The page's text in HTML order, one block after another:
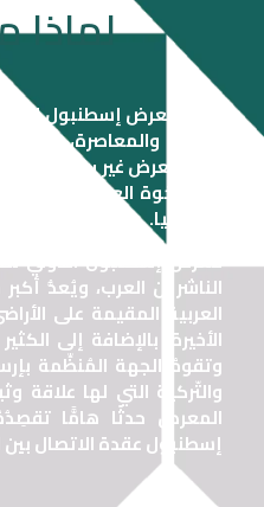
يعتبر معرض إسطنبول
الأصالة والمعاصرة،
وهو معرض غير ربحي يسعى
بين الإخوة العرب
في تركيا.
معرض إسطنبول الدولي
الناشرين العرب، ويُعدُّ
العربية المقيمة على
الأخيرة، بالإضافة إلى
وتقومُ الجهة المُنظِّمة
والتّركية التي لها علاقة
المعرض حدثًا هامًّا تقصِدُهُ
إسطنبول عقدة الاتصال بين